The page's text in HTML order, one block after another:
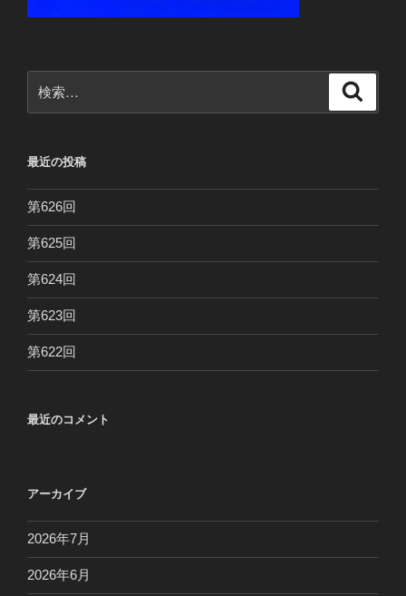
索:
最近の投稿
第626回
第625回
第624回
第623回
第622回
最近のコメント
アーカイブ
2026年7月
2026年6月